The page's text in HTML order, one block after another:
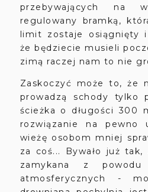
przebywających na
regulowany bramką,
limit zostaje osiągnięty
że będziecie musieli
zimą raczej nam to nie
Zaskoczyć może to, że
prowadzą schody tylko
ścieżka o długości 300
rozwiązanie na pewno
wieżę osobom mniej
za coś... Bywało już tak,
zamykana z powodu
atmosferycznych -